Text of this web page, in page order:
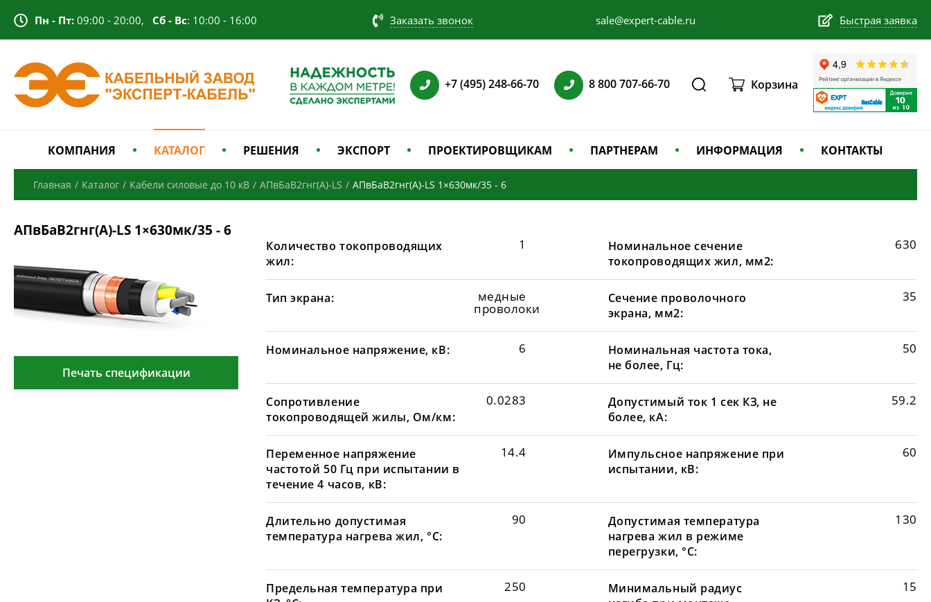
Пн - Пт: 09:00 - 20:00, Сб - Вс: 10:00 - 16:00 Заказать звонок sale@expert-cable.ru Быстрая заявка
+7 (495) 248-66-70 8 800 707-66-70 Корзина
КОМПАНИЯ КАТАЛОГ РЕШЕНИЯ ЭКСПОРТ ПРОЕКТИРОВЩИКАМ ПАРТНЕРАМ ИНФОРМАЦИЯ КОНТАКТЫ
Главная / Каталог / Кабели силовые до 10 кВ / АПвБаВ2гнг(А)-LS / АПвБаВ2гнг(А)-LS 1×630мк/35 - 6
АПвБаВ2гнг(А)-LS 1×630мк/35 - 6
Печать спецификации
Количество токопроводящих
жил:
1
Номинальное сечение
токопроводящих жил, мм2:
630
Тип экрана: медные
проволоки
Сечение проволочного
экрана, мм2:
35
Номинальное напряжение, кВ: 6
Номинальная частота тока,
не более, Гц:
50
Сопротивление
токопроводящей жилы, Ом/км:
0.0283
Допустимый ток 1 сек КЗ, не
более, кА:
59.2
Переменное напряжение
частотой 50 Гц при испытании в
течение 4 часов, кВ:
14.4
Импульсное напряжение при
испытании, кВ:
60
Длительно допустимая
температура нагрева жил, °С:
90
Допустимая температура
нагрева жил в режиме
перегрузки, °С:
130
Предельная температура при
250
Минимальный радиус
15